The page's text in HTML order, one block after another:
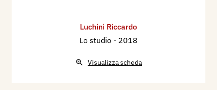
Luchini Riccardo
Lo studio - 2018
Visualizza scheda